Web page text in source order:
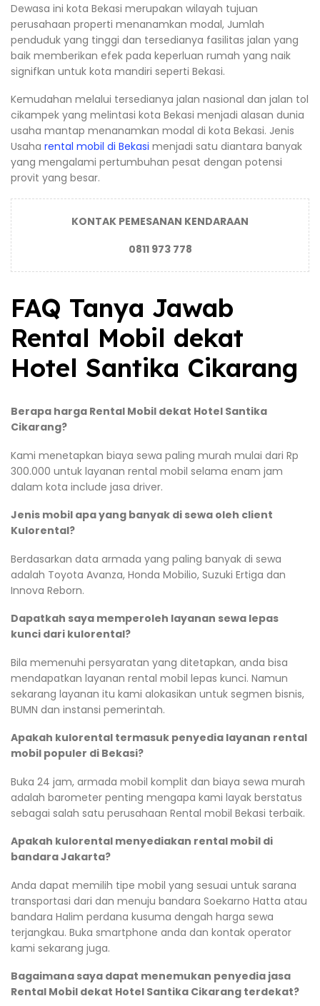
Dewasa ini kota Bekasi merupakan wilayah tujuan
perusahaan properti menanamkan modal, Jumlah
penduduk yang tinggi dan tersedianya fasilitas jalan yang
baik memberikan efek pada keperluan rumah yang naik
signifkan untuk kota mandiri seperti Bekasi.
Kemudahan melalui tersedianya jalan nasional dan jalan tol
cikampek yang melintasi kota Bekasi menjadi alasan dunia
usaha mantap menanamkan modal di kota Bekasi. Jenis
Usaha rental mobil di Bekasi menjadi satu diantara banyak
yang mengalami pertumbuhan pesat dengan potensi
provit yang besar.
KONTAK PEMESANAN KENDARAAN
0811 973 778
FAQ Tanya Jawab
Rental Mobil dekat
Hotel Santika Cikarang
Berapa harga Rental Mobil dekat Hotel Santika
Cikarang?
Kami menetapkan biaya sewa paling murah mulai dari Rp
300.000 untuk layanan rental mobil selama enam jam
dalam kota include jasa driver.
Jenis mobil apa yang banyak di sewa oleh client
Kulorental?
Berdasarkan data armada yang paling banyak di sewa
adalah Toyota Avanza, Honda Mobilio, Suzuki Ertiga dan
Innova Reborn.
Dapatkah saya memperoleh layanan sewa lepas
kunci dari kulorental?
Bila memenuhi persyaratan yang ditetapkan, anda bisa
mendapatkan layanan rental mobil lepas kunci. Namun
sekarang layanan itu kami alokasikan untuk segmen bisnis,
BUMN dan instansi pemerintah.
Apakah kulorental termasuk penyedia layanan rental
mobil populer di Bekasi?
Buka 24 jam, armada mobil komplit dan biaya sewa murah
adalah barometer penting mengapa kami layak berstatus
sebagai salah satu perusahaan Rental mobil Bekasi terbaik.
Apakah kulorental menyediakan rental mobil di
bandara Jakarta?
Anda dapat memilih tipe mobil yang sesuai untuk sarana
transportasi dari dan menuju bandara Soekarno Hatta atau
bandara Halim perdana kusuma dengah harga sewa
terjangkau. Buka smartphone anda dan kontak operator
kami sekarang juga.
Bagaimana saya dapat menemukan penyedia jasa
Rental Mobil dekat Hotel Santika Cikarang terdekat?